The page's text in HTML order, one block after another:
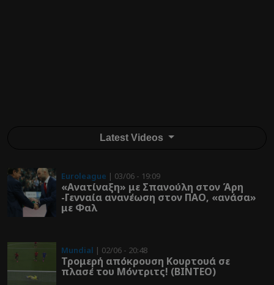
Latest Videos
Euroleague | 03/06 - 19:09
«Ανατίναξη» με Σπανούλη στον Άρη
-Γενναία ανανέωση στον ΠΑΟ, «ανάσα»
με Φαλ
Mundial | 02/06 - 20:48
Τρομερή απόκρουση Κουρτουά σε
πλασέ του Μόντριτς! (ΒΙΝΤΕΟ)